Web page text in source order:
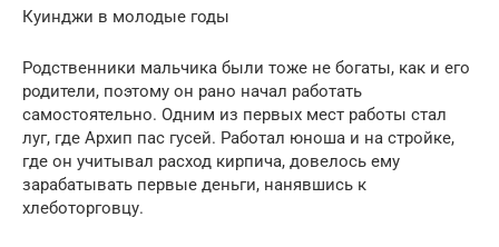
Куинджи в молодые годы
Родственники мальчика были тоже не богаты, как и его
родители, поэтому он рано начал работать
самостоятельно. Одним из первых мест работы стал
луг, где Архип пас гусей. Работал юноша и на стройке,
где он учитывал расход кирпича, довелось ему
зарабатывать первые деньги, нанявшись к
хлеботорговцу.